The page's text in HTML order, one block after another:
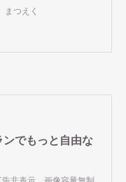
まつえく
でもっと自由な
非表示、画像容量無制